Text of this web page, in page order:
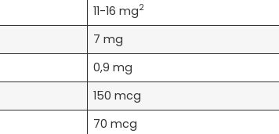
11-16 mg2
7 mg
0,9 mg
150 mcg
70 mcg